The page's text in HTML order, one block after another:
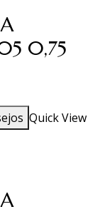
0,75
Quick View